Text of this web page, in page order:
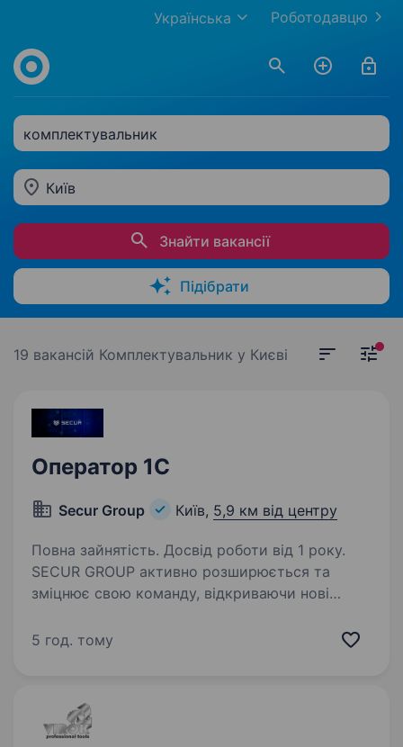
Роботодавцю
Українська
комплектувальник
Київ
Знайти вакансії
Підібрати
19 вакансій Комплектувальник у Києві
Оператор 1C
Secur Group Київ, 5,9 км від центру
Повна зайнятість. Досвід роботи від 1 року.
SECUR GROUP активно розширюється та
зміцнює свою команду, відкриваючи нові
У зв’язку з розвитком логістичного напрямку
5 год. тому